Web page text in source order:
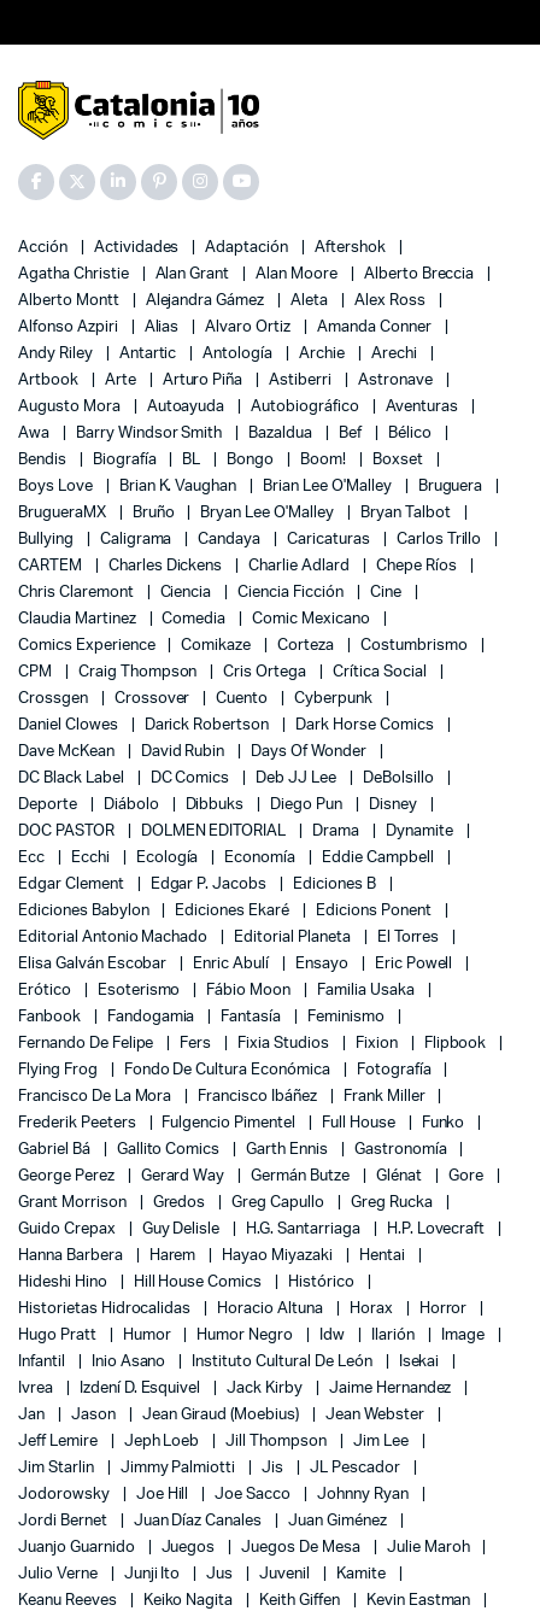
Acción Actividades Adaptación
Aftershok
Agatha Christie
Alan Grant Alan Moore
Alberto Breccia
Alberto Montt
Alejandra Gámez Aleta
Alex Ross
Alfonso Azpiri
Alias Alvaro Ortiz
Amanda Conner
Andy Riley
Antartic Antología Archie
Arechi
Artbook
Arte Arturo Piña Astiberri
Astronave
Augusto Mora
Autoayuda Autobiográfico
Aventuras
Awa
Barry Windsor Smith Bazaldua Bef
Bélico
Bendis
Biografía BL Bongo Boom!
Boxset
Boys Love
Brian K. Vaughan Brian Lee O'Malley
Bruguera
BrugueraMX
Bruño Bryan Lee O'Malley
Bryan Talbot
Bullying
Caligrama Candaya Caricaturas
Carlos Trillo
CARTEM
Charles Dickens Charlie Adlard
Chepe Ríos
Chris Claremont
Ciencia Ciencia Ficción
Cine
Claudia Martinez
Comedia
Comic Mexicano
Comics Experience
Comikaze Corteza
Costumbrismo
CPM
Craig Thompson Cris Ortega
Crítica Social
Crossgen
Crossover Cuento
Cyberpunk
Daniel Clowes
Darick Robertson
Dark Horse Comics
Dave McKean
David Rubin
Days Of Wonder
DC Black Label
DC Comics Deb JJ Lee
DeBolsillo
Deporte
Diábolo Dibbuks Diego Pun
Disney
DOC PASTOR
DOLMEN EDITORIAL Drama
Dynamite
Ecc
Ecchi Ecología Economía
Eddie Campbell
Edgar Clement
Edgar P. Jacobs
Ediciones B
Ediciones Babylon
Ediciones Ekaré
Edicions Ponent
Editorial Antonio Machado
Editorial Planeta
El Torres
Elisa Galván Escobar
Enric Abulí Ensayo
Eric Powell
Erótico
Esoterismo Fábio Moon
Familia Usaka
Fanbook
Fandogamia Fantasía
Feminismo
Fernando De Felipe
Fers Fixia Studios Fixion
Flipbook
Flying Frog
Fondo De Cultura Económica
Fotografía
Francisco De La Mora
Francisco Ibáñez
Frank Miller
Frederik Peeters
Fulgencio Pimentel Full House
Funko
Gabriel Bá
Gallito Comics Garth Ennis
Gastronomía
George Perez
Gerard Way Germán Butze Glénat
Gore
Grant Morrison
Gredos Greg Capullo
Greg Rucka
Guido Crepax
Guy Delisle H.G. Santarriaga
H.P. Lovecraft
Hanna Barbera
Harem Hayao Miyazaki
Hentai
Hideshi Hino
Hill House Comics
Histórico
Historietas Hidrocalidas
Horacio Altuna Horax
Horror
Hugo Pratt
Humor Humor Negro Idw Ilarión
Image
Infantil
Inio Asano Instituto Cultural De León
Isekai
Ivrea
Izdení D. Esquivel Jack Kirby
Jaime Hernandez
Jan
Jason Jean Giraud (Moebius)
Jean Webster
Jeff Lemire
Jeph Loeb Jill Thompson
Jim Lee
Jim Starlin
Jimmy Palmiotti Jis
JL Pescador
Jodorowsky
Joe Hill Joe Sacco
Johnny Ryan
Jordi Bernet
Juan Díaz Canales
Juan Giménez
Juanjo Guarnido
Juegos Juegos De Mesa
Julie Maroh
Julio Verne
Junji Ito Jus Juvenil
Kamite
Keanu Reeves
Keiko Nagita Keith Giffen
Kevin Eastman